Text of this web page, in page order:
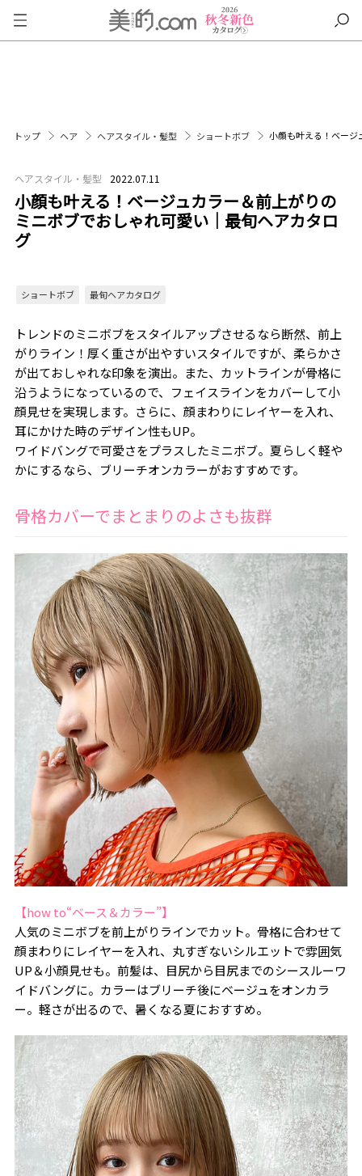
トップ ヘア ヘアスタイル・髪型 ショートボブ 小顔も叶える！ベージ
ヘアスタイル・髪型 2022.07.11
小顔も叶える！ベージュカラー＆前上がりの
ミニボブでおしゃれ可愛い｜最旬ヘアカタロ
グ
ショートボブ 最旬ヘアカタログ
トレンドのミニボブをスタイルアップさせるなら断然、前上
がりライン！厚く重さが出やすいスタイルですが、柔らかさ
が出ておしゃれな印象を演出。また、カットラインが骨格に
沿うようになっているので、フェイスラインをカバーして小
顔見せを実現します。さらに、顔まわりにレイヤーを入れ、
耳にかけた時のデザイン性もUP。
ワイドバングで可愛さをプラスしたミニボブ。夏らしく軽や
かにするなら、ブリーチオンカラーがおすすめです。
骨格カバーでまとまりのよさも抜群
【how to“ベース＆カラー”】
人気のミニボブを前上がりラインでカット。骨格に合わせて
顔まわりにレイヤーを入れ、丸すぎないシルエットで雰囲気
UP＆小顔見せも。前髪は、目尻から目尻までのシースルーワ
イドバングに。カラーはブリーチ後にベージュをオンカラ
ー。軽さが出るので、暑くなる夏におすすめ。